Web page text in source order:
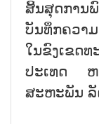
ສິ້ນສຸດການ
ບັນທຶກຄວາ
ໃນຂົງເຂດ
ປະເທດ
ສະຫະພັນ ລັ